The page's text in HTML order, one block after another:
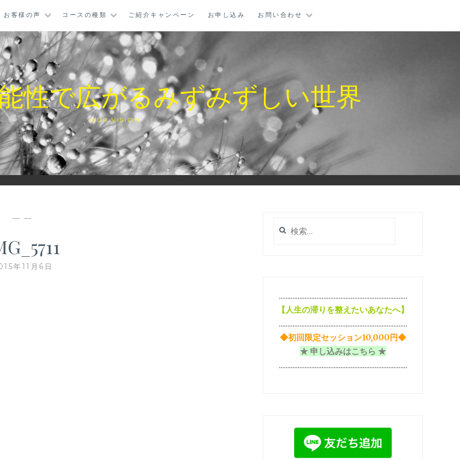
お客様の声 コースの種類 ご紹介キャンペーン お申し込み お問い合わせ
性で広がるみずみずしい世界
OUR VISION
— —
年11月6日
索:
…………………………………………………………………
【人生の滞りを整えたいあなたへ】
…………………………………………………………………
◆初回限定セッション10,000円◆
★ 申し込みはこちら ★
…………………………………………………………………